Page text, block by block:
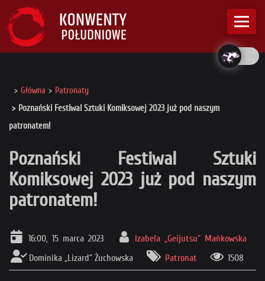
Główna
Patronaty
Poznański Festiwal Sztuki Komiksowej 2023 już pod naszym
patronatem!
Poznański Festiwal Sztuki
Komiksowej 2023 już pod naszym
patronatem!
16:00, 15 marca 2023
Izabela „Geijutsu” Mańkowska
Dominika „Lizard” Żuchowska
Patronat 1508